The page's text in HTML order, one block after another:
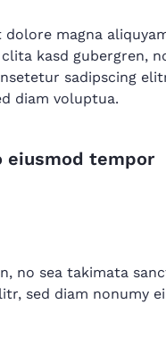
magna
kasd gubergren,
sadipscing
diam voluptua.
eiusmod tempor
no sea takimata
sed diam nonumy